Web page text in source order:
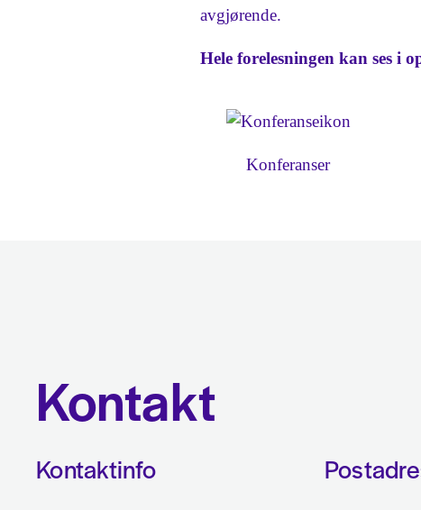
avgjørende.
Hele forelesningen kan ses i
Konferanser
Kontakt
Kontaktinfo